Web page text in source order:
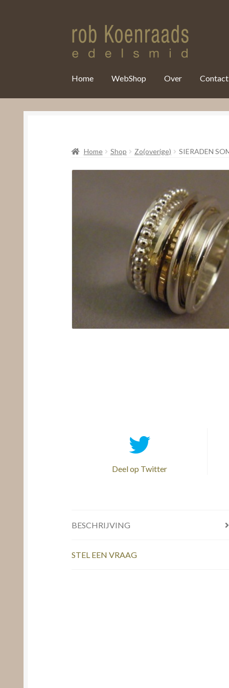
Home WebShop Over Contact
Home Shop Zo(overige) SIERADEN
Deel op Twitter
BESCHRIJVING
STEL EEN VRAAG